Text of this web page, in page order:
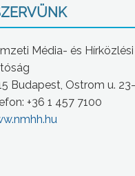
Média- és Hírközlési
Budapest, Ostrom u.
+36 1 457 7100